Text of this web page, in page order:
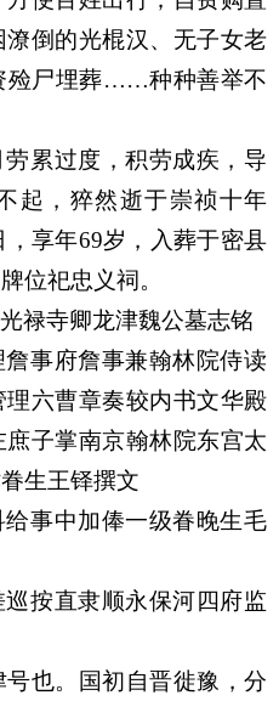
潦倒的光棍汉、无子女老
殓尸埋葬……种种善举不
累过度，积劳成疾，导
起，猝然逝于崇祯十年
享年69岁，入葬于密县
位祀忠义祠。
禄寺卿龙津魏公墓志铭
事府詹事兼翰林院侍读
六曹章奏较内书文华殿
子掌南京翰林院东宫太
生王铎撰文
事中加俸一级眷晚生毛
按直隶顺永保河四府监
也。国初自晋徙豫，分